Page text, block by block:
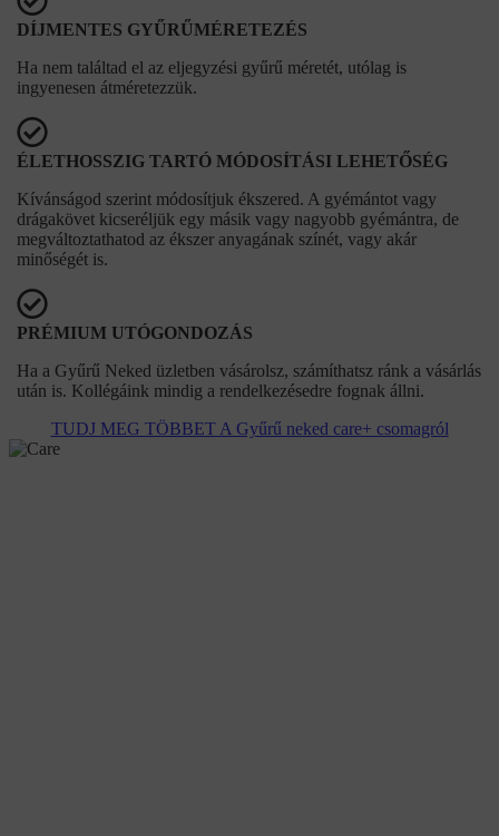
DÍJMENTES GYŰRŰMÉRETEZÉS
Ha nem találtad el az eljegyzési gyűrű méretét, utólag is
ingyenesen átméretezzük.
ÉLETHOSSZIG TARTÓ MÓDOSÍTÁSI LEHETŐSÉG
Kívánságod szerint módosítjuk ékszered. A gyémántot vagy
drágakövet kicseréljük egy másik vagy nagyobb gyémántra, de
megváltoztathatod az ékszer anyagának színét, vagy akár
minőségét is.
PRÉMIUM UTÓGONDOZÁS
Ha a Gyűrű Neked üzletben vásárolsz, számíthatsz ránk a vásárlás
után is. Kollégáink mindig a rendelkezésedre fognak állni.
TUDJ MEG TÖBBET A Gyűrű neked care+ csomagról